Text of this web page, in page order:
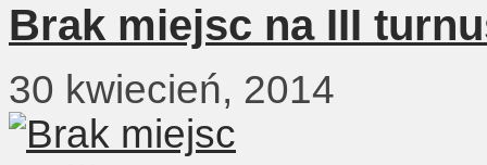
Brak miejsc na III
30 kwiecień, 2014